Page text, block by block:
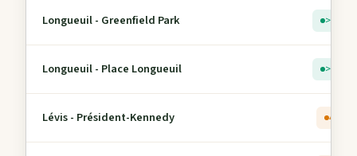
Longueuil - Greenfield Park > 5
Longueuil - Place Longueuil > 5
Lévis - Président-Kennedy 4